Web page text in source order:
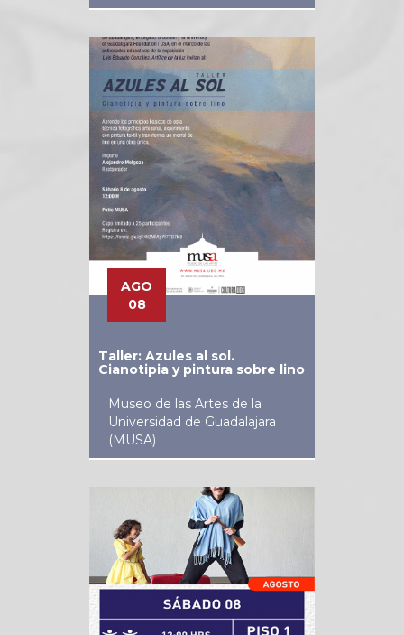
AGO
08
Taller: Azules al sol.
Cianotipia y pintura sobre lino
Museo de las Artes de la
Universidad de Guadalajara
(MUSA)